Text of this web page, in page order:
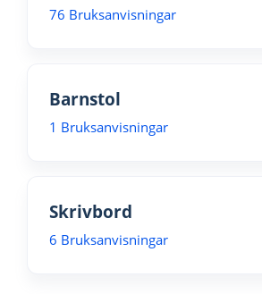
76 Bruksanvisningar
Barnstol
1 Bruksanvisningar
Skrivbord
6 Bruksanvisningar